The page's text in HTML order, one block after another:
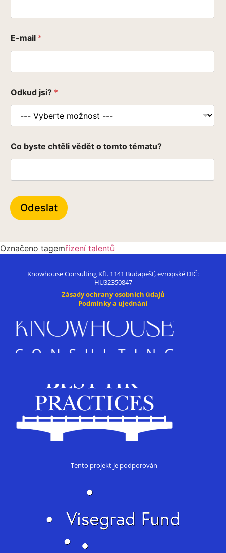
E-mail *
Odkud jsi? *
*
C
Co byste chtěli vědět o tomto tématu?
Odeslat
Označeno tagemřízení talentů
Knowhouse Consulting Kft. 1141 Budapešť, evropské DIČ:
HU32350847
Zásady ochrany osobních údajů
Podmínky a ujednání
Tento projekt je podporován